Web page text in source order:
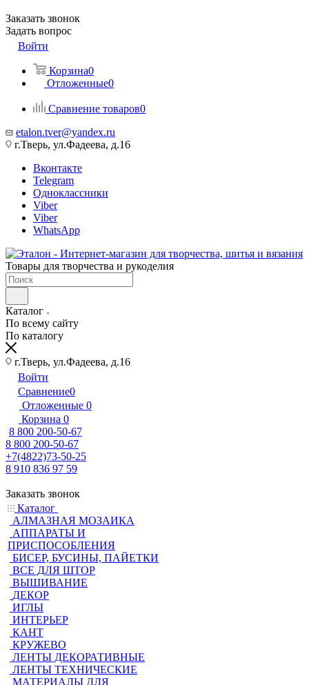
Заказать звонок
Задать вопрос
Войти
Корзина0
Отложенные0
Сравнение товаров0
etalon.tver@yandex.ru
г.Тверь, ул.Фадеева, д.16
Вконтакте
Telegram
Одноклассники
Viber
Viber
WhatsApp
Товары для творчества и рукоделия
Каталог
По всему сайту
По каталогу
г.Тверь, ул.Фадеева, д.16
Войти
Сравнение0
Отложенные 0
Корзина 0
8 800 200-50-67
8 800 200-50-67
+7(4822)73-50-25
8 910 836 97 59
Заказать звонок
Каталог
АЛМАЗНАЯ МОЗАИКА
АППАРАТЫ И
ПРИСПОСОБЛЕНИЯ
БИСЕР, БУСИНЫ, ПАЙЕТКИ
ВСЕ ДЛЯ ШТОР
ВЫШИВАНИЕ
ДЕКОР
ИГЛЫ
ИНТЕРЬЕР
КАНТ
КРУЖЕВО
ЛЕНТЫ ДЕКОРАТИВНЫЕ
ЛЕНТЫ ТЕХНИЧЕСКИЕ
МАТЕРИАЛЫ ДЛЯ